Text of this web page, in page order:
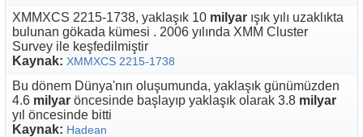
XMMXCS 2215-1738, yaklaşık 10 milyar ışık yılı uzaklıkta
bulunan gökada kümesi . 2006 yılında XMM Cluster
Survey ile keşfedilmiştir
Kaynak: XMMXCS 2215-1738
Bu dönem Dünya'nın oluşumunda, yaklaşık günümüzden
4.6 milyar öncesinde başlayıp yaklaşık olarak 3.8 milyar
yıl öncesinde bitti
Kaynak: Hadean